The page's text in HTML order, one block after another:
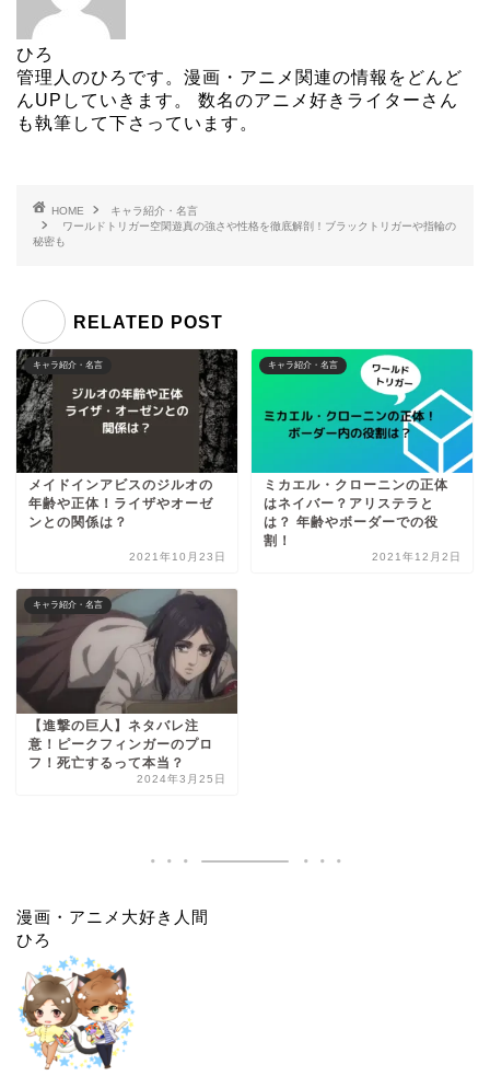
ひろ
管理人のひろです。漫画・アニメ関連の情報をどんど
んUPしていきます。 数名のアニメ好きライターさん
も執筆して下さっています。
HOME
キャラ紹介・名言
ワールドトリガー空閑遊真の強さや性格を徹底解剖！ブラックトリガーや指輪の
秘密も
RELATED POST
キャラ紹介・名言
メイドインアビスのジルオの
年齢や正体！ライザやオーゼ
ンとの関係は？
2021年10月23日
キャラ紹介・名言
ミカエル・クローニンの正体
はネイバー？アリステラと
は？ 年齢やボーダーでの役
割！
2021年12月2日
キャラ紹介・名言
【進撃の巨人】ネタバレ注
意！ピークフィンガーのプロ
フ！死亡するって本当？
2024年3月25日
漫画・アニメ大好き人間
ひろ